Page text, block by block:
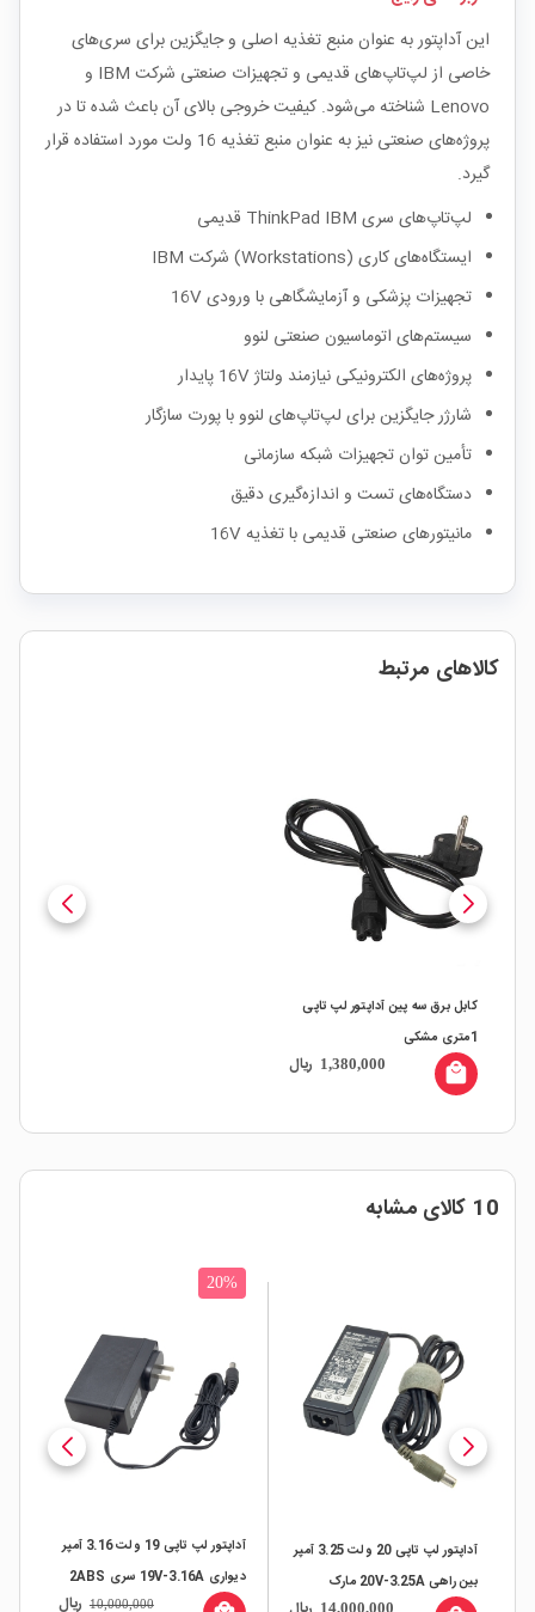
این آداپتور به عنوان منبع تغذیه اصلی و جایگزین برای سری‌های
خاصی از لپ‌تاپ‌های قدیمی و تجهیزات صنعتی شرکت IBM و
Lenovo شناخته می‌شود. کیفیت خروجی بالای آن باعث شده تا در
پروژه‌های صنعتی نیز به عنوان منبع تغذیه 16 ولت مورد استفاده قرار
گیرد.
لپ‌تاپ‌های سری ThinkPad IBM قدیمی
ایستگاه‌های کاری (Workstations) شرکت IBM
تجهیزات پزشکی و آزمایشگاهی با ورودی 16V
سیستم‌های اتوماسیون صنعتی لنوو
پروژه‌های الکترونیکی نیازمند ولتاژ 16V پایدار
شارژر جایگزین برای لپ‌تاپ‌های لنوو با پورت سازگار
تأمین توان تجهیزات شبکه سازمانی
دستگاه‌های تست و اندازه‌گیری دقیق
مانیتورهای صنعتی قدیمی با تغذیه 16V
کالاهای مرتبط
کابل برق سه پین آداپتور لپ تاپی
1متری مشکی
1,380,000 ریال local_mall
10 کالای مشابه
آداپتور لپ تاپی 20 ولت 3.25 آمپر
بین راهی 20V-3.25A مارک
14,000,000
20%
آداپتور لپ تاپی 19 ولت 3.16 آمپر
دیواری 19V-3.16A سری 2ABS
10,000,000 ریال